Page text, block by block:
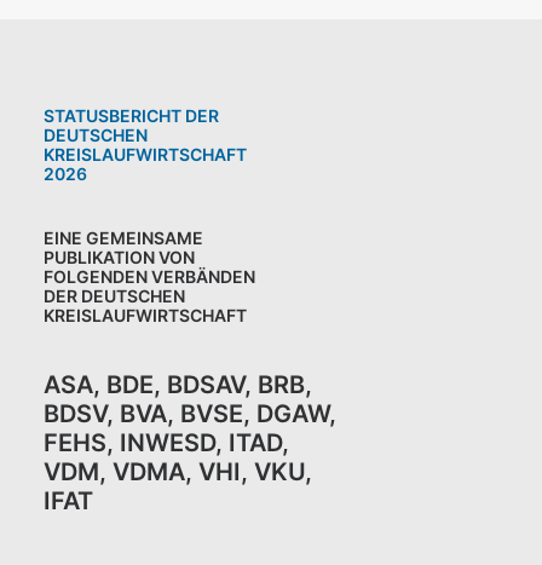
STATUSBERICHT DER
DEUTSCHEN
KREISLAUFWIRTSCHAFT
2026
EINE GEMEINSAME
PUBLIKATION VON
FOLGENDEN VERBÄNDEN
DER DEUTSCHEN
KREISLAUFWIRTSCHAFT
ASA, BDE, BDSAV, BRB,
BDSV, BVA, BVSE, DGAW,
FEHS, INWESD, ITAD,
VDM, VDMA, VHI, VKU,
IFAT